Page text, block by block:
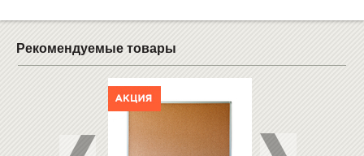
Рекомендуемые товары